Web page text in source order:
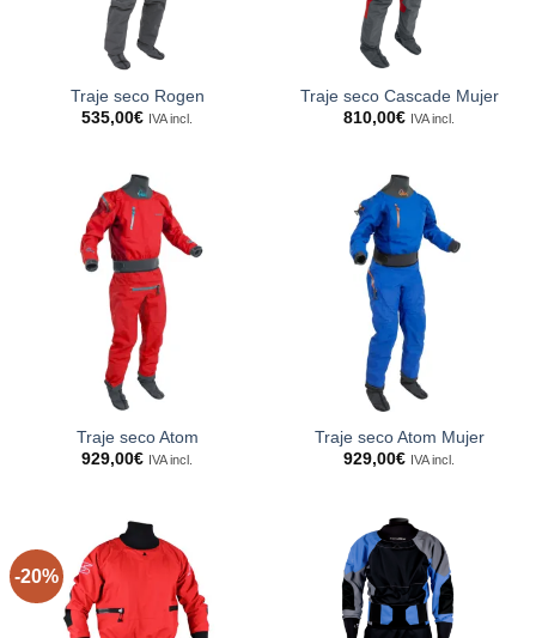
Traje seco Rogen
535,00€ IVA incl.
Traje seco Cascade Mujer
810,00€ IVA incl.
Traje seco Atom
929,00€ IVA incl.
Traje seco Atom Mujer
929,00€ IVA incl.
-20%